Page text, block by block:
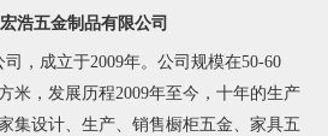
浩五金制品有限公司
，成立于2009年。公司规模在50-60
米，发展历程2009年至今，十年的生产
集设计、生产、销售橱柜五金、家具五